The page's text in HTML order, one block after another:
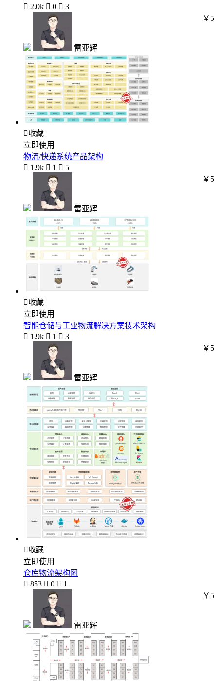
 2.0k  0  3
雷亚辉
￥5
收藏
立即使用
物流/快递系统产品架构
 1.9k  1  5
雷亚辉
￥5
收藏
立即使用
智能仓储与工业物流解决方案技术架构
 1.9k  1  3
雷亚辉
￥5
收藏
立即使用
仓库物流架构图
 853  0  1
雷亚辉
￥5